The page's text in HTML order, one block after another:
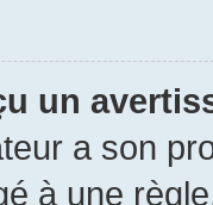
un
a son
à une